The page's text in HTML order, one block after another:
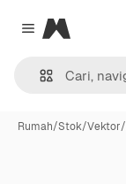
Close menu
Magnific
Rumah/Stok/Vektor/